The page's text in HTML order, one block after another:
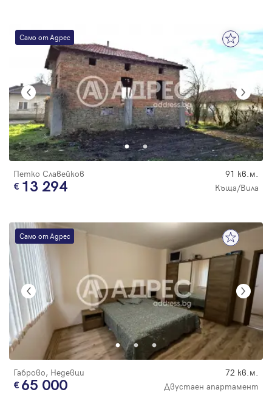
Само от Адрес
Петко Славейков 91 кв.м.
13 294 Къща/Вила
Само от Адрес
Габрово, Недевци 72 кв.м.
65 000 Двустаен апартамент